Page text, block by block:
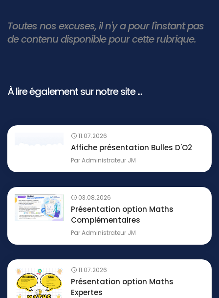
Toutes nos excuses, il n'y a pour l'instant pas
de contenu disponible pour cette rubrique.
À lire également sur notre site ...
11.07.2026
Affiche présentation Bulles D'O2
ParAdministrateur JM
03.08.2026
Présentation option Maths
Complémentaires
ParAdministrateur JM
11.07.2026
Présentation option Maths
Expertes